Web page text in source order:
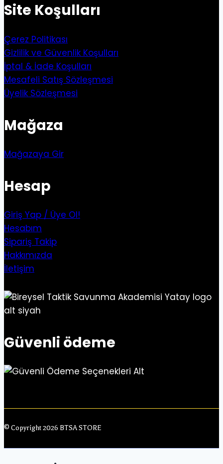
Site Koşulları
Çerez Politikası
Gizlilik ve Güvenlik Koşulları
İptal & İade Koşulları
Mesafeli Satış Sözleşmesi
Üyelik Sözleşmesi
Mağaza
Mağazaya Gir
Hesap
Giriş Yap / Üye Ol!
Hesabım
Sipariş Takip
Hakkımızda
İletişim
Güvenli ödeme
© Copyright 2026 BTSA STORE